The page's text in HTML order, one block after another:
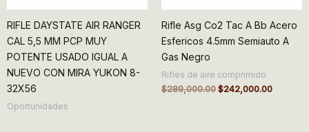
RIFLE DAYSTATE AIR RANGER
CAL 5,5 MM PCP MUY
POTENTE USADO IGUAL A
NUEVO CON MIRA YUKON 8-
32X56
Oportunidades
Rifle Asg Co2 Tac A Bb Acero
Esfericos 4.5mm Semiauto A
Gas Negro
Rifles de aire comprimido
$289,000.00 $242,000.00